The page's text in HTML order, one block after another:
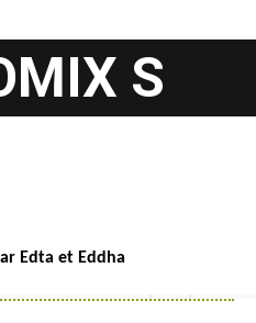
S
ici :
Edta et Eddha